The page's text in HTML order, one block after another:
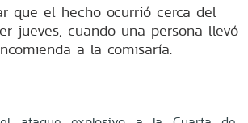
que el hecho ocurrió cerca del
jueves, cuando una persona llevó
a la comisaría.